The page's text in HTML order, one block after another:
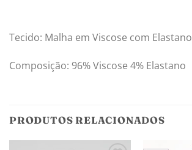
Tecido: Malha em Viscose com Elastano
Composição: 96% Viscose 4% Elastano
PRODUTOS RELACIONADOS